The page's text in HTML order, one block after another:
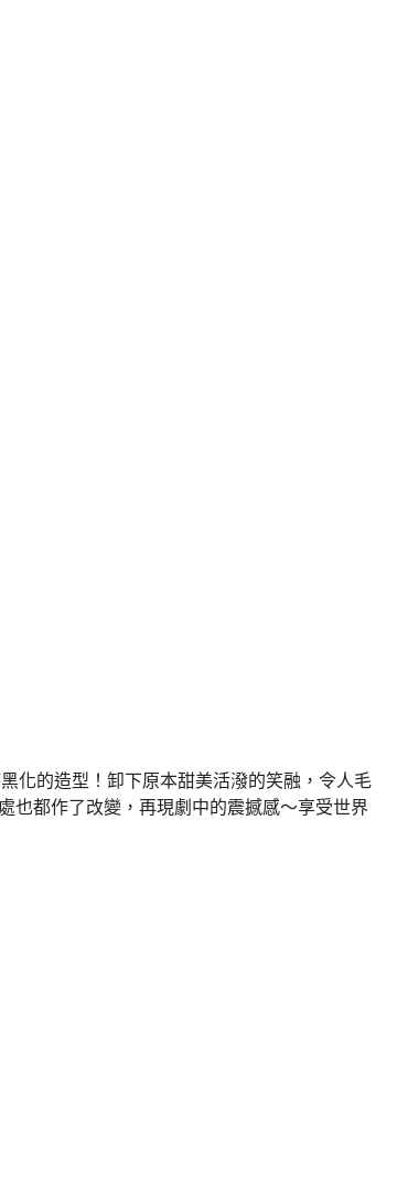
化的造型！卸下原本甜美活潑的笑融，令人毛
也都作了改變，再現劇中的震撼感～享受世界